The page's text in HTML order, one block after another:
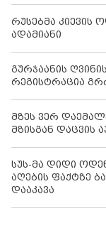
რუსებმა კიევის
ადამიანი
გურჯაანის
რეგისტრაცია
მზეს ვერ
მზისგან დაცვის
სუს-მა დიდი
აღების ფაქტზე
დააკავა